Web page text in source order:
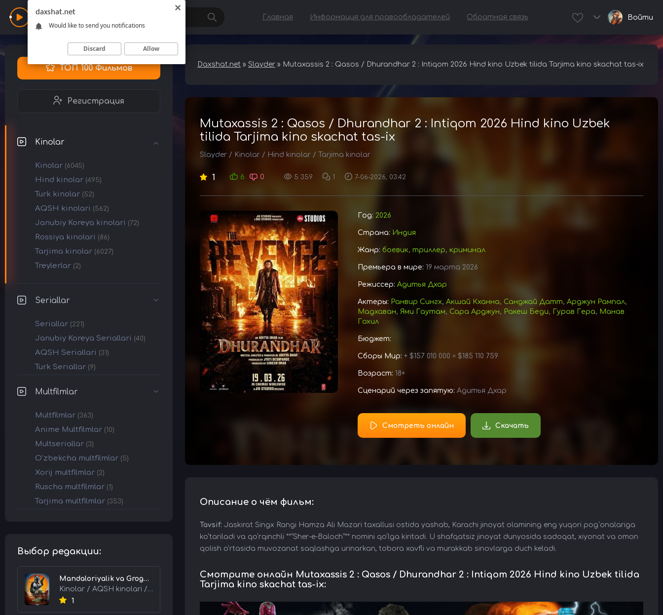
Daxshat Главная Информация для правообладателей Обратная связь Войти
ТОП 100 Фильмов
Регистрация
Kinolar
Kinolar (6045)
Hind kinolar (495)
Turk kinolar (52)
AQSH kinolari (562)
Janubiy Koreya kinolari (72)
Rossiya kinolari (86)
Tarjima kinolar (6027)
Treylerlar (2)
Seriallar
Seriallar (221)
Janubiy Koreya Seriallari (40)
AQSH Seriallari (31)
Turk Seriallar (9)
Multfilmlar
Multfilmlar (363)
Anime Multfilmlar (10)
Multseriallar (3)
O'zbekcha multfilmlar (5)
Xorij multfilmlar (2)
Ruscha multfilmlar (1)
Tarjima multfilmlar (353)
Выбор редакции:
Mandaloriyalik va Grogu 2026 HD Uzbek tilida Tarjima kino skachat tas-ix
Kinolar / AQSH kinolari / Tarjima kinolar
1
Daxshat.net » Slayder » Mutaxassis 2 : Qasos / Dhurandhar 2 : Intiqom 2026 Hind kino Uzbek tilida Tarjima kino skachat tas-ix
Mutaxassis 2 : Qasos / Dhurandhar 2 : Intiqom 2026 Hind kino Uzbek
tilida Tarjima kino skachat tas-ix
Slayder / Kinolar / Hind kinolar / Tarjima kinolar
1 6 0 5 359 1 7-06-2026, 03:42
Год: 2026
Страна: Индия
Жанр: боевик, триллер, криминал
Премьера в мире: 19 марта 2026
Режиссер: Адитья Дхар
Актеры: Ранвир Сингх, Акшай Кханна, Санджай Датт, Арджун Рампал,
Мадхаван, Ями Гаутам, Сара Арджун, Ракеш Беди, Гурав Гера, Манав
Гохил
Бюджет:
Сборы Мир: + $157 010 000 = $185 110 759
Возраст: 18+
Сценарий через запятую: Адитья Дхар
Смотреть онлайн Скачать
Описание о чём фильм:
Tavsif: Jaskirat Singx Rangi Hamza Ali Mazari taxallusi ostida yashab, Karachi jinoyat olamining eng yuqori pog‘onalariga
ko‘tariladi va qo‘rqinchli **“Sher-e-Baloch”** nomini qo‘lga kiritadi. U shafqatsiz jinoyat dunyosida sadoqat, xiyonat va omon
qolish o‘rtasida muvozanat saqlashga urinarkan, tobora xavfli va murakkab sinovlarga duch keladi.
Смотрите онлайн Mutaxassis 2 : Qasos / Dhurandhar 2 : Intiqom 2026 Hind kino Uzbek tilida
Tarjima kino skachat tas-ix:
daxshat.net
Would like to send you notifications
Discard Allow